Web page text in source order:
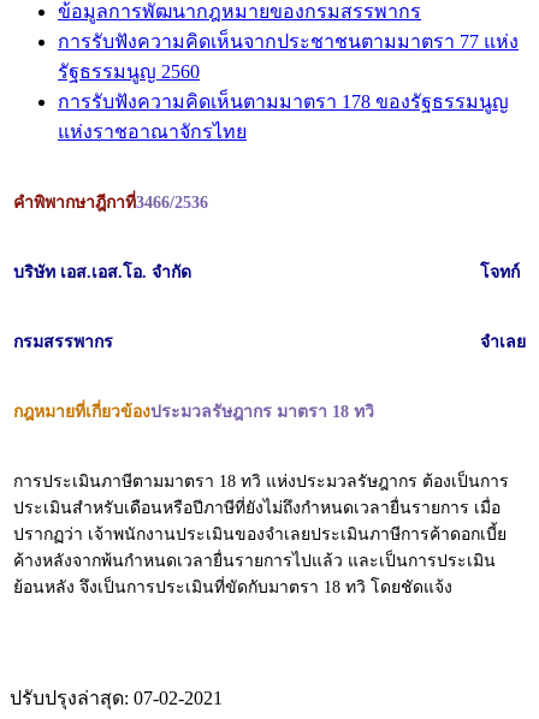
ข้อมูลการพัฒนากฎหมายของกรมสรรพากร
การรับฟังความคิดเห็นจากประชาชนตามมาตรา 77 แห่ง
รัฐธรรมนูญ 2560
การรับฟังความคิดเห็นตามมาตรา 178 ของรัฐธรรมนูญ
แห่งราชอาณาจักรไทย
คำพิพากษาฎีกาที่3466/2536
บริษัท เอส.เอส.โอ. จำกัด โจทก
กรมสรรพากร จำเลย
กฎหมายที่เกี่ยวข้องประมวลรัษฎากร มาตรา 18 ทวิ
การประเมินภาษีตามมาตรา 18 ทวิ แห่งประมวลรัษฎากร ต้องเป็นการ
ประเมินสำหรับเดือนหรือปีภาษีที่ยังไม่ถึงกำหนดเวลายื่นรายการ เมื่อ
ปรากฏว่า เจ้าพนักงานประเมินของจำเลยประเมินภาษีการค้าดอกเบี้ย
ค้างหลังจากพ้นกำหนดเวลายื่นรายการไปแล้ว และเป็นการประเมิน
ย้อนหลัง จึงเป็นการประเมินที่ขัดกับมาตรา 18 ทวิ โดยชัดแจ้ง
ปรับปรุงล่าสุด: 07-02-2021